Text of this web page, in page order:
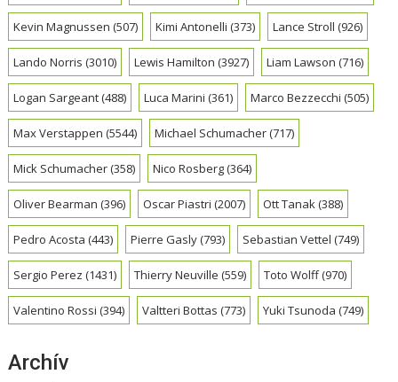
Kevin Magnussen (507) Kimi Antonelli (373) Lance Stroll (926)
Lando Norris (3010) Lewis Hamilton (3927) Liam Lawson (716)
Logan Sargeant(488) Luca Marini (361) Marco Bezzecchi (505)
Max Verstappen (5544) Michael Schumacher(717)
Mick Schumacher(358) Nico Rosberg(364)
Oliver Bearman (396) Oscar Piastri (2007) Ott Tanak (388)
Pedro Acosta (443) Pierre Gasly(793) Sebastian Vettel (749)
Sergio Perez (1431) Thierry Neuville (559) Toto Wolff(970)
Valentino Rossi (394) Valtteri Bottas (773) Yuki Tsunoda (749)
Archív